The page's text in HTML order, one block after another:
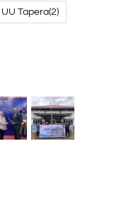
UU Tapera(2)